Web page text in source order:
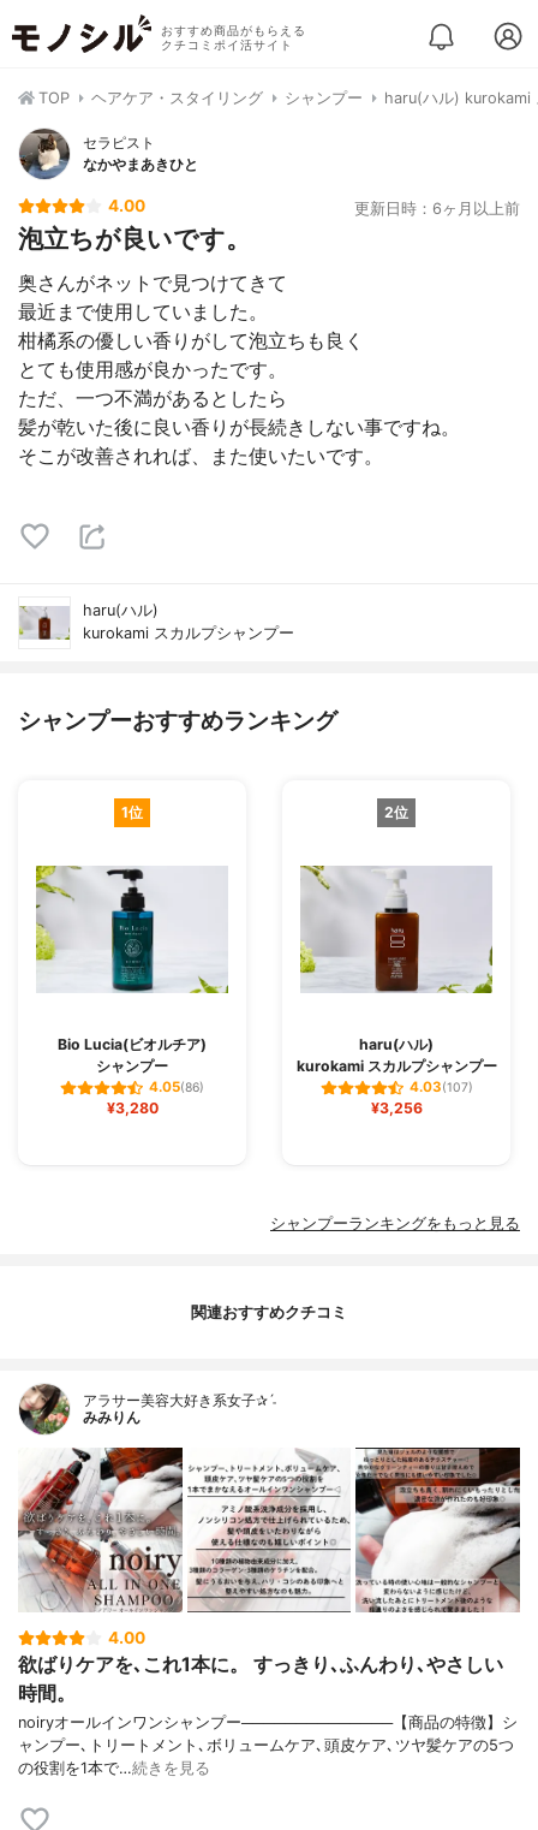
おすすめ商品がもらえる
クチコミポイ活サイト
TOP ヘアケア・スタイリング シャンプー haru(ハル) kurokami
セラピスト
なかやまあきひと
4.00 更新日時：6ヶ月以上前
泡立ちが良いです。
奥さんがネットで見つけてきて
最近まで使用していました。
柑橘系の優しい香りがして泡立ちも良く
とても使用感が良かったです。
ただ、一つ不満があるとしたら
髪が乾いた後に良い香りが長続きしない事ですね。
そこが改善されれば、また使いたいです。
haru(ハル)
kurokami スカルプシャンプー
シャンプーおすすめランキング
1位
Bio Lucia(ビオルチア)
シャンプー
4.05(86)
¥3,280
2位
haru(ハル)
kurokami スカルプシャンプー
4.03(107)
¥3,256
シャンプーランキングをもっと見る
関連おすすめクチコミ
アラサー美容大好き系女子✰ˊ˗
みみりん
4.00
欲ばりケアを､これ1本に。 すっきり､ふんわり､やさしい
時間。
noiryオールインワンシャンプー──────────────【商品の特徴】シ
ャンプー､トリートメント､ボリュームケア､頭皮ケア､ツヤ髪ケアの5つ
の役割を1本で…続きを見る